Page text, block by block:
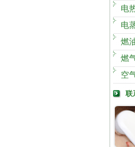
电
电
燃
燃
空
联